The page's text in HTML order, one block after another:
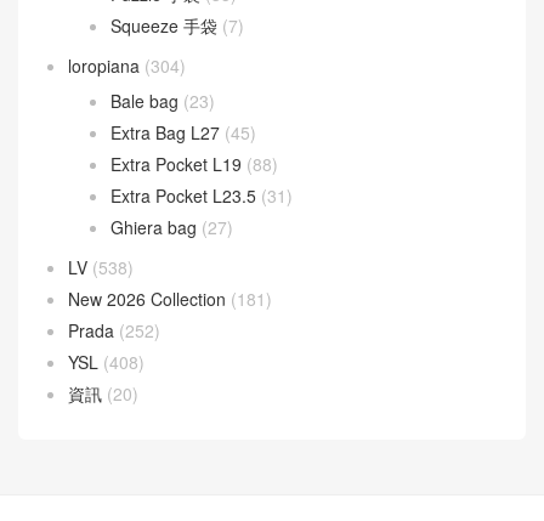
Squeeze 手袋 (7)
loropiana (304)
Bale bag (23)
Extra Bag L27 (45)
Extra Pocket L19 (88)
Extra Pocket L23.5 (31)
Ghiera bag (27)
LV (538)
New 2026 Collection (181)
Prada (252)
YSL (408)
資訊 (20)